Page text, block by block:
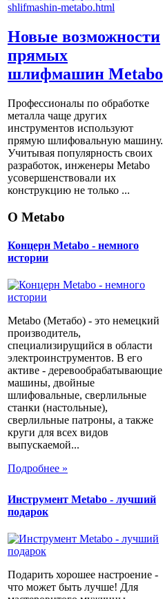
Новые возможности
прямых
шлифмашин Metabo
Профессионалы по обработке
металла чаще других
инструментов используют
прямую шлифовальную машину.
Учитывая популярность своих
разработок, инженеры Metabo
усовершенствовали их
конструкцию не только ...
О Metabo
Концерн Metabo - немного
истории
Metabo (Метабо) - это немецкий
производитель,
специализирущийся в области
электроинструментов. В его
активе - деревообрабатывающие
машины, двойные
шлифовальные, сверлильные
станки (настольные),
сверлильные патроны, а также
круги для всех видов
выпускаемой...
Подробнее »
Инструмент Metabo - лучший
подарок
Подарить хорошее настроение -
что может быть лучше! Для